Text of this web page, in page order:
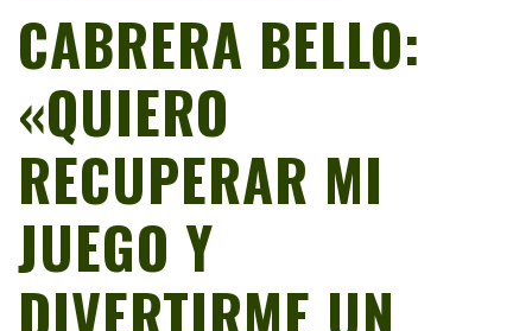
CABRERA BELLO:
«QUIERO
RECUPERAR MI
JUEGO Y
DIVERTIRME UN